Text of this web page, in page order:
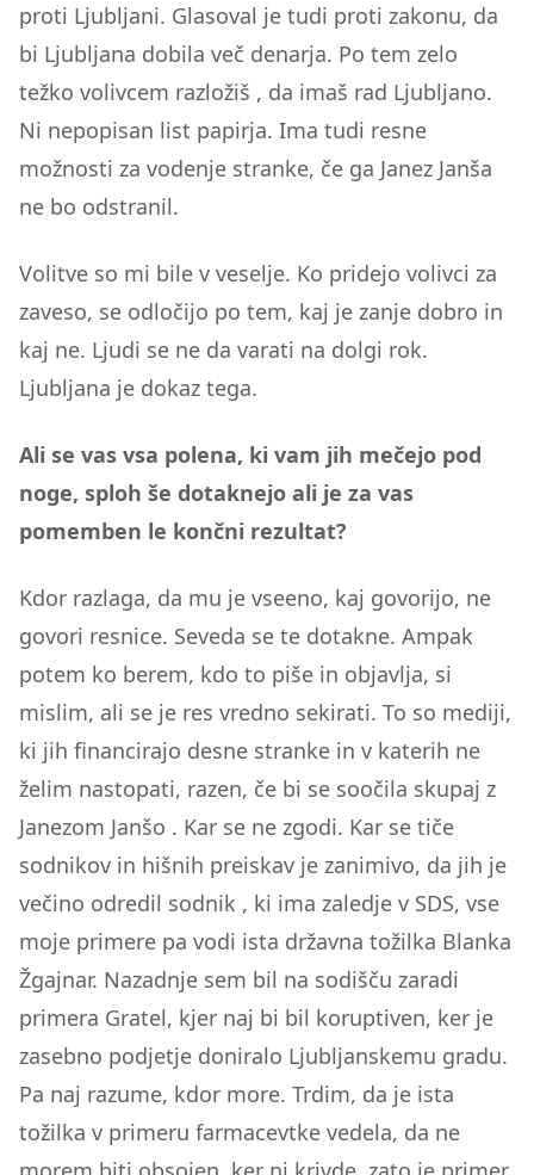
proti Ljubljani. Glasoval je tudi proti zakonu, da
bi Ljubljana dobila več denarja. Po tem zelo
težko volivcem razložiš , da imaš rad Ljubljano.
Ni nepopisan list papirja. Ima tudi resne
možnosti za vodenje stranke, če ga Janez Janša
ne bo odstranil.
Volitve so mi bile v veselje. Ko pridejo volivci za
zaveso, se odločijo po tem, kaj je zanje dobro in
kaj ne. Ljudi se ne da varati na dolgi rok.
Ljubljana je dokaz tega.
Ali se vas vsa polena, ki vam jih mečejo pod
noge, sploh še dotaknejo ali je za vas
pomemben le končni rezultat?
Kdor razlaga, da mu je vseeno, kaj govorijo, ne
govori resnice. Seveda se te dotakne. Ampak
potem ko berem, kdo to piše in objavlja, si
mislim, ali se je res vredno sekirati. To so mediji,
ki jih financirajo desne stranke in v katerih ne
želim nastopati, razen, če bi se soočila skupaj z
Janezom Janšo . Kar se ne zgodi. Kar se tiče
sodnikov in hišnih preiskav je zanimivo, da jih je
večino odredil sodnik , ki ima zaledje v SDS, vse
moje primere pa vodi ista državna tožilka Blanka
Žgajnar. Nazadnje sem bil na sodišču zaradi
primera Gratel, kjer naj bi bil koruptiven, ker je
zasebno podjetje doniralo Ljubljanskemu gradu.
Pa naj razume, kdor more. Trdim, da je ista
tožilka v primeru farmacevtke vedela, da ne